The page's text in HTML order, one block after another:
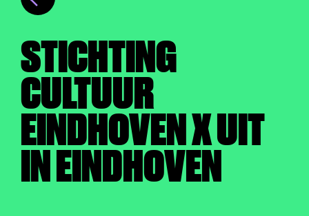
STICHTING
CULTUUR
EINDHOVEN X UIT
IN EINDHOVEN